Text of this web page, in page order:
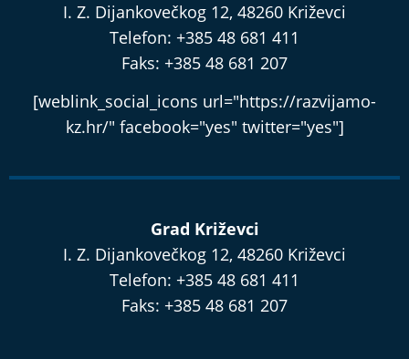
I. Z. Dijankovečkog 12, 48260 Križevci
Telefon: +385 48 681 411
Faks: +385 48 681 207
[weblink_social_icons url="https://razvijamo-
kz.hr/" facebook="yes" twitter="yes"]
Grad Križevci
I. Z. Dijankovečkog 12, 48260 Križevci
Telefon: +385 48 681 411
Faks: +385 48 681 207